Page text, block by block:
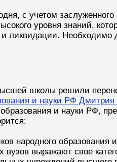
с учетом заслуженного
уровня знаний,
ликвидации. Необходимо
школы решили
и науки РФ Дмитрия
и науки РФ,
народного
вузов выражают свое